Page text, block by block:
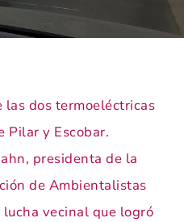
las dos termoeléctricas
Pilar y Escobar.
presidenta de la
de Ambientalistas
vecinal que logró